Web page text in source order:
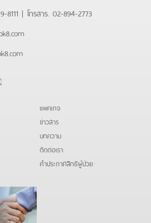
8111 | โทรสาร. 02-894-2773
แพคเกจ
ข่าวสาร
บทความ
ติดต่อเรา
คําประกาศสิทธิผู้ป่วย